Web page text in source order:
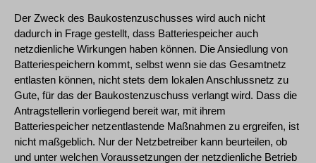
Der Zweck des Baukostenzuschusses wird auch nicht
dadurch in Frage gestellt, dass Batteriespeicher auch
netzdienliche Wirkungen haben können. Die Ansiedlung von
Batteriespeichern kommt, selbst wenn sie das Gesamtnetz
entlasten können, nicht stets dem lokalen Anschlussnetz zu
Gute, für das der Baukostenzuschuss verlangt wird. Dass die
Antragstellerin vorliegend bereit war, mit ihrem
Batteriespeicher netzentlastende Maßnahmen zu ergreifen, ist
nicht maßgeblich. Nur der Netzbetreiber kann beurteilen, ob
und unter welchen Voraussetzungen der netzdienliche Betrieb